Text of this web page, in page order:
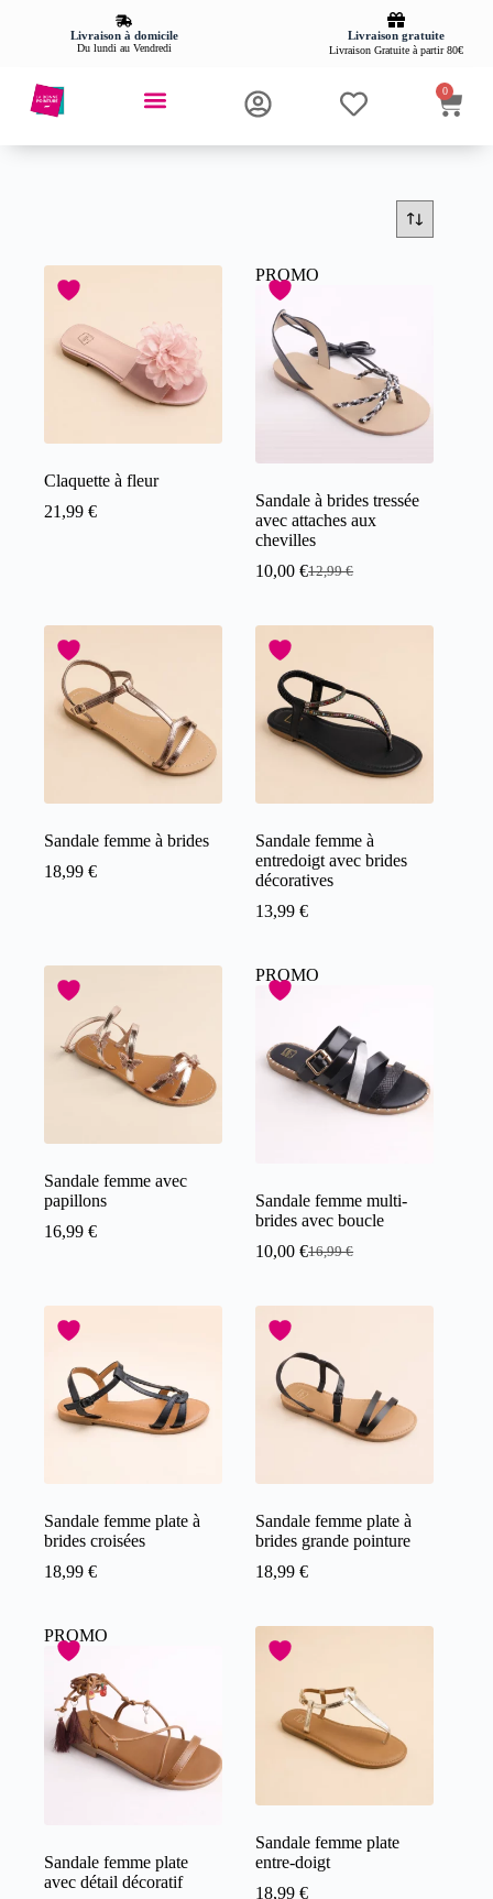
Livraison à domicile
Du lundi au Vendredi
Livraison gratuite
Livraison Gratuite à partir 80€
0
Claquette à fleur
21,99 €
PROMO
Sandale à brides tressée
avec attaches aux
chevilles
12,99€
10,00€
Sandale femme à brides
18,99 €
Sandale femme à
entredoigt avec brides
décoratives
13,99€
Sandale femme avec
papillons
16,99 €
PROMO
Sandale femme multi-
brides avec boucle
16,99€
10,00€
Sandale femme plate à
brides croisées
18,99 €
Sandale femme plate à
brides grande pointure
18,99€
PROMO
Sandale femme plate
avec détail décoratif
Sandale femme plate
entre-doigt
18,99€